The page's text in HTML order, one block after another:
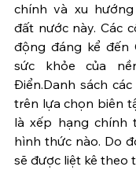
chính và xu
đất nước này. Các
động đáng kể đến
sức khỏe của
Điển.Danh sách
trên lựa chọn biên
là xếp hạng chính
hình thức nào. Do
sẽ được liệt kê theo